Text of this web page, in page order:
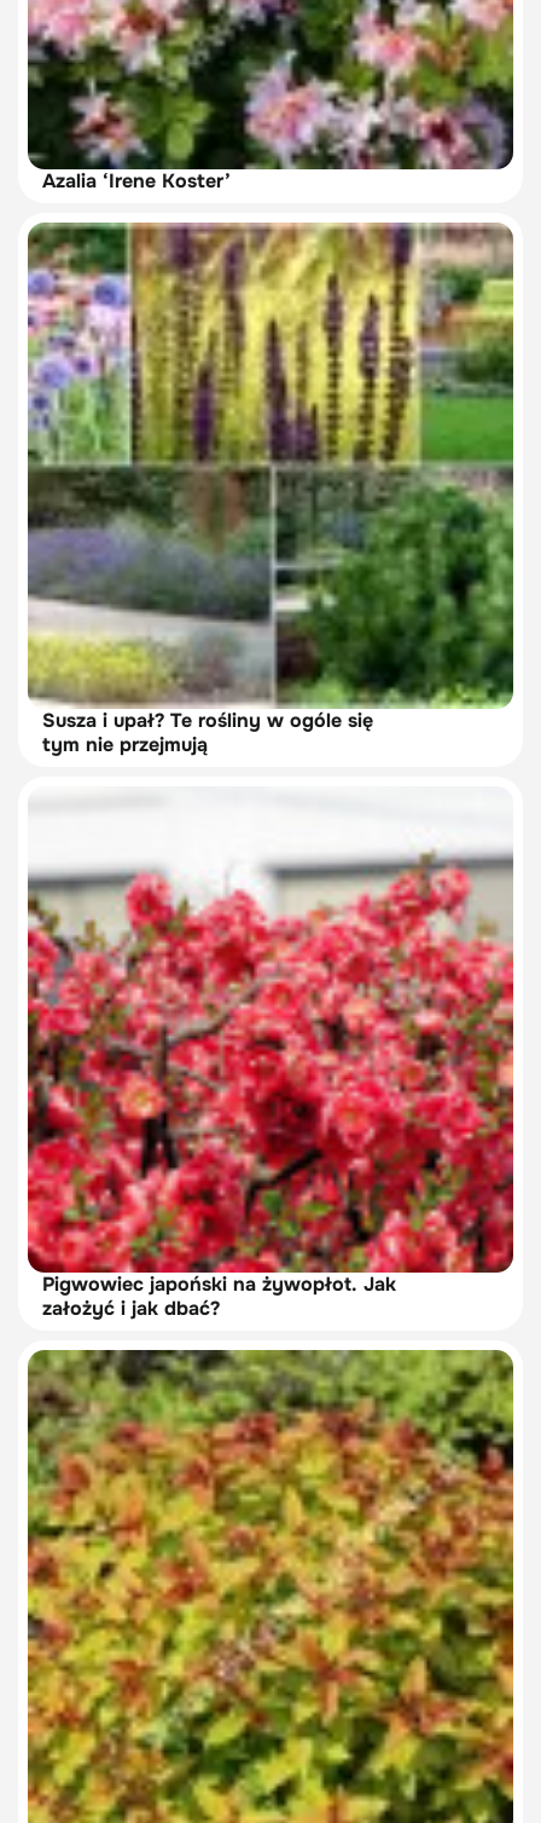
Azalia ‘Irene Koster’
Susza i upał? Te rośliny w ogóle się
tym nie przejmują
Pigwowiec japoński na żywopłot. Jak
założyć i jak dbać?